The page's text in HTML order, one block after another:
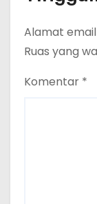
Alamat
Ruas yang
Komentar *